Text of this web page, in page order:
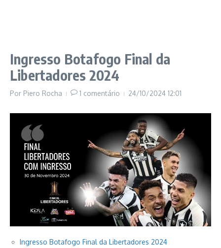
Ingresso Botafogo Final da
Libertadores 2024
Por Piero Rocha 1 comentário 24/10/2024 12:01
Ingresso Botafogo Final da Libertadores 2024